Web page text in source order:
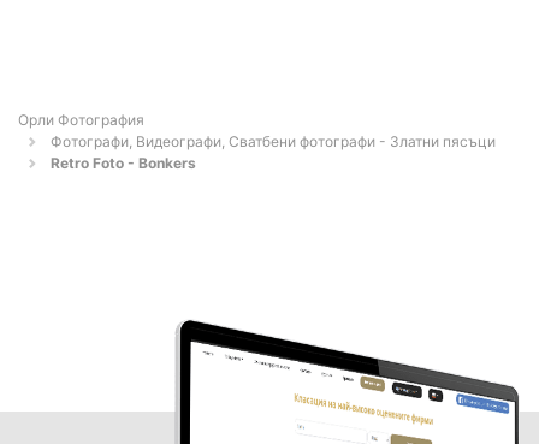
Орли Фотография
Фотографи, Видеографи, Сватбени фотографи - Златни пясъци
Retro Foto - Bonkers